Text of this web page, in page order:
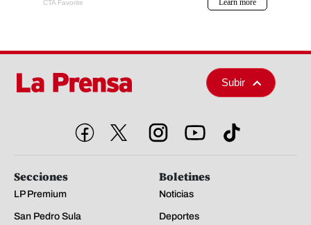
Subir
Secciones
LP Premium
San Pedro Sula
Boletines
Noticias
Deportes